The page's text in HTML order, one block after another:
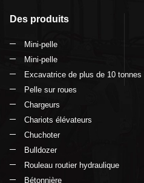
Des produits
Mini-pelle
Mini-pelle
Excavatrice de plus de 10 tonnes
Pelle sur roues
Chargeurs
Chariots élévateurs
Chuchoter
Bulldozer
Rouleau routier hydraulique
Bétonnière